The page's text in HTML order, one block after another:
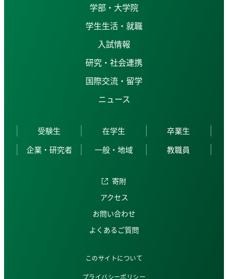
学部・大学院
学生生活・就職
入試情報
研究・社会連携
国際交流・留学
ニュース
受験生 在学生
卒業生
企業・研究者
一般・地域 教職員
寄附
アクセス
お問い合わせ
よくあるご質問
このサイトについて
プライバシーポリシー